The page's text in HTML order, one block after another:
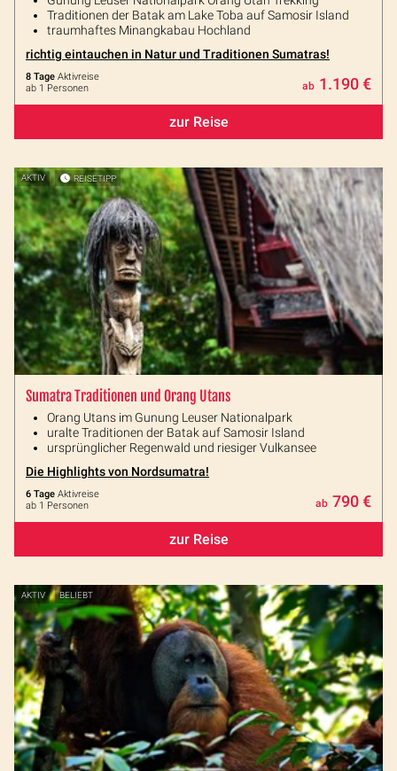
Traditionen der Batak am Lake Toba auf Samosir Island
traumhaftes Minangkabau Hochland
richtig eintauchen in Natur und Traditionen Sumatras!
8 Tage Aktivreise
ab 1 Personen
ab 1.190 €
zur Reise
AKTIV REISETIPP
Sumatra Traditionen und Orang Utans
Orang Utans im Gunung Leuser Nationalpark
uralte Traditionen der Batak auf Samosir Island
ursprünglicher Regenwald und riesiger Vulkansee
Die Highlights von Nordsumatra!
6 Tage Aktivreise
ab 1 Personen
ab 790 €
zur Reise
AKTIV BELIEBT